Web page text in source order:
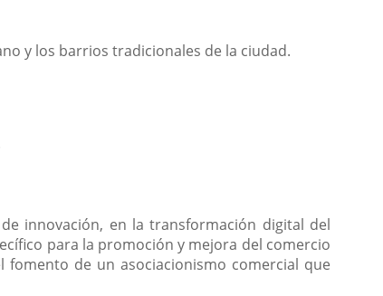
y los barrios tradicionales de la ciudad.
innovación, en la transformación digital del
para la promoción y mejora del comercio
de un asociacionismo comercial que